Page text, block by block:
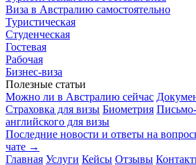
Виза в Австралию самостоятельно
Туристическая
Студенческая
Гостевая
Рабочая
Бизнес-виза
Полезные статьи
Можно ли в Австралию сейчас
Страховка для визы Биометрия
английского для визы
Последние новости и ответы на
чате →
Главная Услуги Кейсы Отзывы